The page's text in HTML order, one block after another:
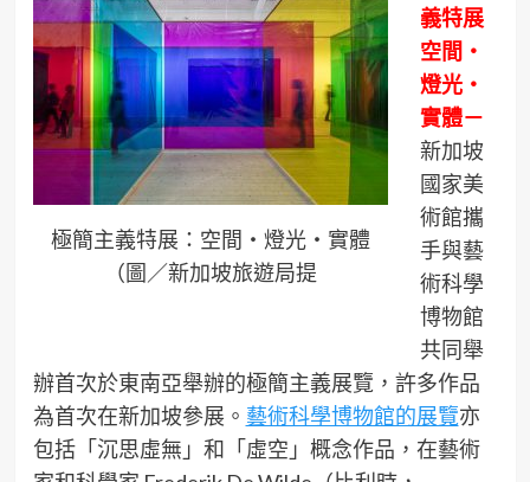
極簡主義特展：空間・燈光・實體
（圖／新加坡旅遊局提
義特展
空間・
燈光・
實體－
新加坡
國家美
術館攜
手與藝
術科學
博物館
共同舉
辦首次於東南亞舉辦的極簡主義展覽，許多作品
為首次在新加坡參展。 藝術科學博物館的展覽亦
包括「沉思虛無」和「虛空」概念作品，在藝術